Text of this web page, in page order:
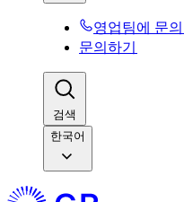
영업팀에 문의
문의하기​​
검색​​
한국어